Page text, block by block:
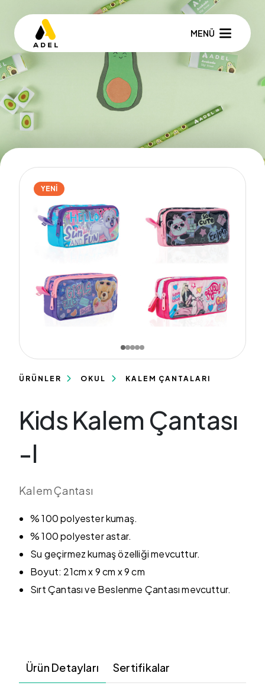
MENÜ
YENİ
ÜRÜNLER OKUL KALEM ÇANTALARI
Kids Kalem Çantası
-I
Kalem Çantası
% 100 polyester kumaş.
% 100 polyester astar.
Su geçirmez kumaş özelliği mevcuttur.
Boyut: 21cm x 9 cm x 9 cm
Sırt Çantası ve Beslenme Çantası mevcuttur.
Ürün Detayları Sertifikalar